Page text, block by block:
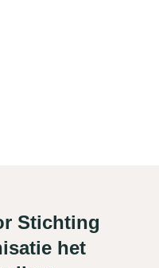
Stichting
het